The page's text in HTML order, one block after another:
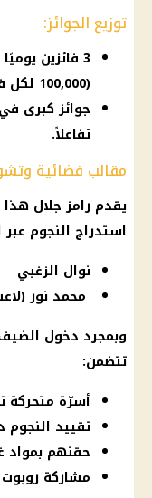
توزيع الجوائز:
(100,000 لكل فائز).
جوائز كبرى
تفاعلاً.
مقالب فضائية
يقدم رامز جلال هذا
استدراج النجوم
نوال الزغبي
محمد نور
وبمجرد دخول
تتضمن:
أسرّة متحركة
تقييد
حقنهم بمواد
مشاركة